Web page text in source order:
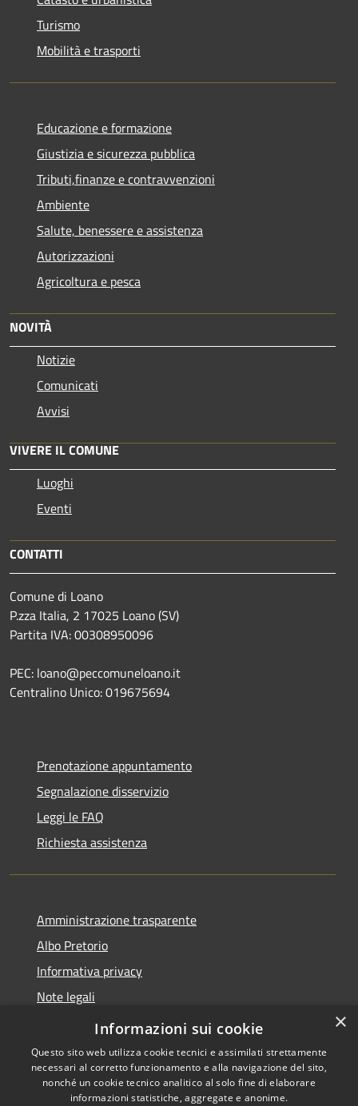
Turismo
Mobilità e trasporti
Educazione e formazione
Giustizia e sicurezza pubblica
Tributi,finanze e contravvenzioni
Ambiente
Salute, benessere e assistenza
Autorizzazioni
Agricoltura e pesca
NOVITÀ
Notizie
Comunicati
Avvisi
VIVERE IL COMUNE
Luoghi
Eventi
CONTATTI
Comune di Loano
P.zza Italia, 2 17025 Loano (SV)
Partita IVA: 00308950096
PEC: loano@peccomuneloano.it
Centralino Unico: 019675694
Prenotazione appuntamento
Segnalazione disservizio
Leggi le FAQ
Richiesta assistenza
Amministrazione trasparente
Albo Pretorio
Informativa privacy
Note legali
Dichiarazione di accessibilità
×
Informazioni sui cookie
Questo sito web utilizza cookie tecnici e assimilati strettamente
necessari al corretto funzionamento e alla navigazione del sito,
nonché un cookie tecnico analitico al solo fine di elaborare
informazioni statistiche, aggregate e anonime.